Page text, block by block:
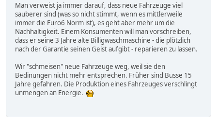
Man verweist ja immer darauf, dass neue Fahrzeuge viel
sauberer sind (was so nicht stimmt, wenn es mittlerweile
immer die Euro6 Norm ist), es geht aber mehr um die
Nachhaltigkeit. Einem Konsumenten will man vorschreiben,
dass er seine 3 Jahre alte Billigwaschmaschine - die plötzlich
nach der Garantie seinen Geist aufgibt - reparieren zu lassen.
Wir "schmeisen" neue Fahrzeuge weg, weil sie den
Bedinungen nicht mehr entsprechen. Früher sind Busse 15
Jahre gefahren. Die Produktion eines Fahrzeuges verschlingt
unmengen an Energie.